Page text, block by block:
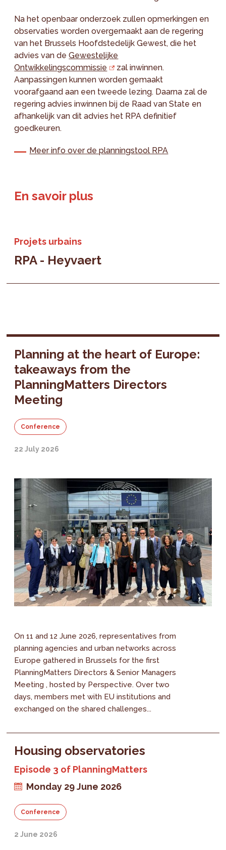
Na het openbaar onderzoek zullen opmerkingen en
observaties worden overgemaakt aan de regering
van het Brussels Hoofdstedelijk Gewest, die het
advies van deGewestelijke
Ontwikkelingscommissie
zal inwinnen.
Aanpassingen kunnen worden gemaakt
voorafgaand aan een tweede lezing. Daarna zal de
regering advies inwinnen bij de Raad van State en
afhankelijk van dit advies het RPA definitief
goedkeuren.
Meer info over de planningstool RPA
En savoir plus
Projets urbains
RPA - Heyvaert
Planning at the heart of Europe:
takeaways from the
PlanningMatters Directors
Meeting
Conference
22 July 2026
On 11 and 12 June 2026, representatives from
planning agencies and urban networks across
Europe gathered in Brussels for the first
PlanningMatters Directors & Senior Managers
Meeting , hosted by Perspective. Over two
days, members met with EU institutions and
exchanged on the shared challenges...
Housing observatories
Episode 3 of PlanningMatters
Monday 29 June 2026
Conference
2 June 2026